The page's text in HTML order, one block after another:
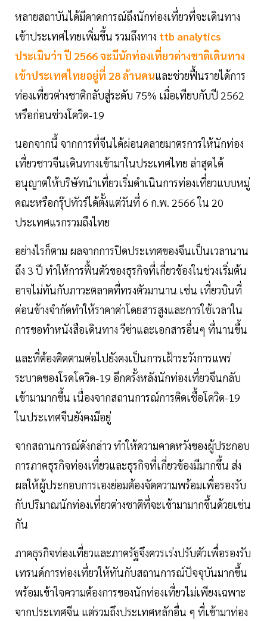
หลายสถาบันได้มีคาดการณ์ถึงนักท่องเที่ยวที่จะเดินทาง
เข้าประเทศไทยเพิ่มขึ้น รวมถึงทาง ttb analytics
ประเมินว่า ปี 2566 จะมีนักท่องเที่ยวต่างชาติเดินทาง
เข้าประเทศไทยอยู่ที่ 28 ล้านคนและช่วยฟื้นรายได้การ
ท่องเที่ยวต่างชาติกลับสู่ระดับ 75% เมื่อเทียบกับปี 2562
หรือก่อนช่วงโควิด-19
นอกจากนี้ จากการที่จีนได้ผ่อนคลายมาตรการให้นักท่อง
เที่ยวชาวจีนเดินทางเข้ามาในประเทศไทย ล่าสุดได้
อนุญาตให้บริษัทนำเที่ยวเริ่มดำเนินการท่องเที่ยวแบบหมู่
คณะหรือกรุ๊ปทัวร์ได้ตั้งแต่วันที่ 6 ก.พ. 2566 ใน 20
ประเทศแรกรวมถึงไทย
อย่างไรก็ตาม ผลจากการปิดประเทศของจีนเป็นเวลานาน
ถึง 3 ปี ทำให้การฟื้นตัวของธุรกิจที่เกี่ยวข้องในช่วงเริ่มต้น
อาจไม่ทันกับภาวะตลาดที่ทรงตัวมานาน เช่น เที่ยวบินที่
ค่อนข้างจำกัดทำให้ราคาค่าโดยสารสูงและการใช้เวลาใน
การขอทำหนังสือเดินทาง วีซ่าและเอกสารอื่นๆ ที่นานขึ้น
และที่ต้องติดตามต่อไปยังคงเป็นการเฝ้าระวังการแพร่
ระบาดของโรคโควิด-19 อีกครั้งหลังนักท่องเที่ยวจีนกลับ
เข้ามามากขึ้น เนื่องจากสถานการณ์การติดเชื้อโควิด-19
ในประเทศจีนยังคงมีอยู่
จากสถานการณ์ดังกล่าว ทำให้ความคาดหวังของผู้ประกอบ
การภาคธุรกิจท่องเที่ยวและธุรกิจที่เกี่ยวข้องมีมากขึ้น ส่ง
ผลให้ผู้ประกอบการเองย่อมต้องจัดความพร้อมเพื่อรองรับ
กับปริมาณนักท่องเที่ยวต่างชาติที่จะเข้ามามากขึ้นด้วยเช่น
กัน
ภาคธุรกิจท่องเที่ยวและภาครัฐจึงควรเร่งปรับตัวเพื่อรองรับ
เทรนด์การท่องเที่ยวให้ทันกับสถานการณ์ปัจจุบันมากขึ้น
พร้อมเข้าใจความต้องการของนักท่องเที่ยวไม่เพียงเฉพาะ
จากประเทศจีน แต่รวมถึงประเทศหลักอื่น ๆ ที่เข้ามาท่อง